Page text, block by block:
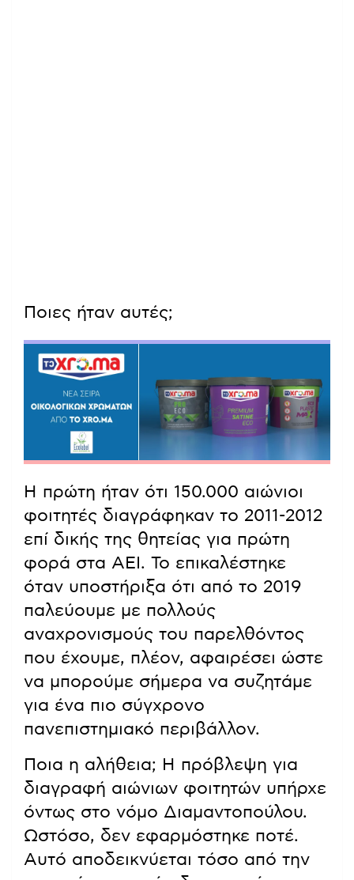
Ποιες ήταν αυτές;
Η πρώτη ήταν ότι 150.000 αιώνιοι
φοιτητές διαγράφηκαν το 2011-2012
επί δικής της θητείας για πρώτη
φορά στα ΑΕΙ. Το επικαλέστηκε
όταν υποστήριξα ότι από το 2019
παλεύουμε με πολλούς
αναχρονισμούς του παρελθόντος
που έχουμε, πλέον, αφαιρέσει ώστε
να μπορούμε σήμερα να συζητάμε
για ένα πιο σύγχρονο
πανεπιστημιακό περιβάλλον.
Ποια η αλήθεια; Η πρόβλεψη για
διαγραφή αιώνιων φοιτητών υπήρχε
όντως στο νόμο Διαμαντοπούλου.
Ωστόσο, δεν εφαρμόστηκε ποτέ.
Αυτό αποδεικνύεται τόσο από την